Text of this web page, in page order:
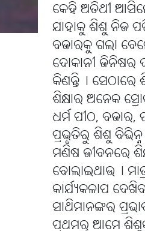
କେହି ଅତିଥୀ
ଯାହାକୁ ଶିଶୁ ନିଜ
ବଜାରକୁ ଗଲା
ଦୋକାନୀ ଜିନିଷର
କିଣନ୍ତି୤
ଶିକ୍ଷାର ଅନେକ
ଧର୍ମ ପୀଠ, ବଜାର,
ପ୍ରଭୃତିରୁ ଶିଶୁ ବିଭିନ୍ନ
ମଣିଷ ଜୀବନରେ
ବୋଲାଇଥାଉ୤
କାର୍ଯ୍ୟକଳାପ
ସାଥିମାନଙ୍କର
ପ୍ରଥମରୁ ଆମେ